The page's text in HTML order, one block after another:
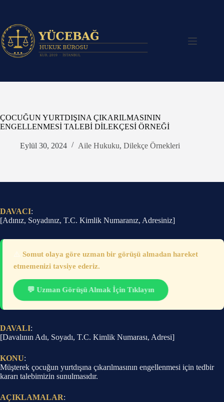
ÇOCUĞUN YURTDIŞINA ÇIKARILMASININ
ENGELLENMESİ TALEBİ DİLEKÇESİ ÖRNEĞİ
Eylül 30, 2024 Aile Hukuku, Dilekçe Örnekleri
DAVACI:
[Adınız, Soyadınız, T.C. Kimlik Numaranız, Adresiniz]
Somut olaya göre uzman bir görüşü almadan hareket
etmemenizi tavsiye ederiz.
💬 Uzman Görüşü Almak İçin Tıklayın
DAVALI:
[Davalının Adı, Soyadı, T.C. Kimlik Numarası, Adresi]
KONU:
Müşterek çocuğun yurtdışına çıkarılmasının engellenmesi için tedbir
kararı talebimizin sunulmasıdır.
AÇIKLAMALAR: